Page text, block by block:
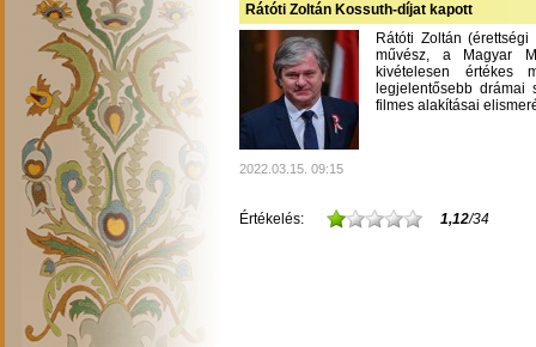
Rátóti Zoltán Kossuth-díjat kapott
Rátóti Zoltán
művész, a Magyar
kivételesen értékes
legjelentősebb drámai
filmes alakításai
2022.03.15. 09:15
Értékelés: 1,12/34